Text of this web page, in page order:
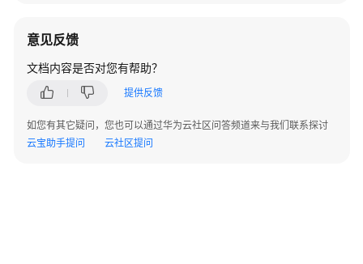
开
发
者
提
意见反馈
文档内容是否对您有帮助？
提供反馈
如您有其它疑问，您也可以通过华为云社区问答频道来与我们联系探讨
云宝助手提问
云社区提问